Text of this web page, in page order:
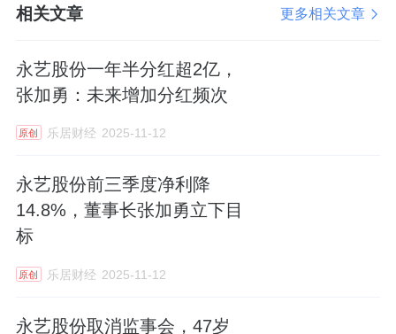
相关文章 更多相关文章
永艺股份一年半分红超2亿，
张加勇：未来增加分红频次
原创 乐居财经 2025-11-12
永艺股份前三季度净利降
14.8%，董事长张加勇立下目
标
原创 乐居财经 2025-11-12
永艺股份取消监事会，47岁